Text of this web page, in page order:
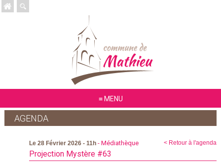
MENU
AGENDA
< Retour à l'agenda
Le 28 Février 2026 - 11h- Médiathèque
Projection Mystère #63